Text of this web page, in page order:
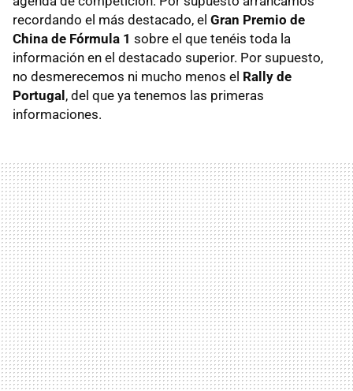
recordando el más destacado, el Gran Premio de
China de Fórmula 1 sobre el que tenéis toda la
información en el destacado superior. Por supuesto,
no desmerecemos ni mucho menos el Rally de
Portugal, del que ya tenemos las primeras
informaciones.